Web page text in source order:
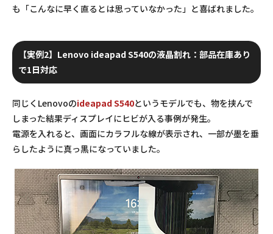
も「こんなに早く直るとは思っていなかった」と喜ばれました。
【実例2】Lenovo ideapad S540の液晶割れ：部品在庫あり
で1日対応
同じくLenovoのideapad S540というモデルでも、物を挟んで
しまった結果ディスプレイにヒビが入る事例が発生。
電源を入れると、画面にカラフルな線が表示され、一部が墨を垂
らしたように真っ黒になっていました。